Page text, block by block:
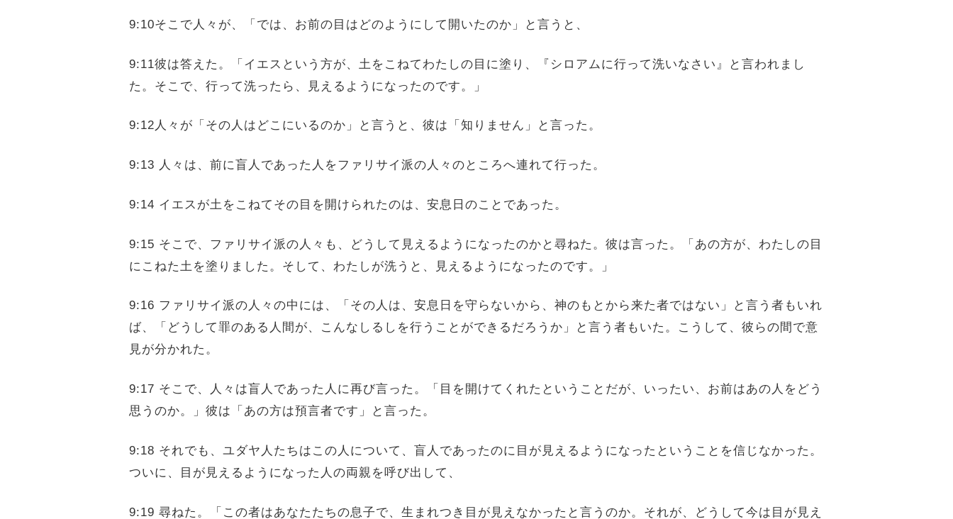
9:10そこで人々が、「では、お前の目はどのようにして開いたのか」と言うと、
9:11彼は答えた。「イエスという方が、土をこねてわたしの目に塗り、『シロアムに行って洗いなさい』と言われまし
た。そこで、行って洗ったら、見えるようになったのです。」
9:12人々が「その人はどこにいるのか」と言うと、彼は「知りません」と言った。
9:13 人々は、前に盲人であった人をファリサイ派の人々のところへ連れて行った。
9:14 イエスが土をこねてその目を開けられたのは、安息日のことであった。
9:15 そこで、ファリサイ派の人々も、どうして見えるようになったのかと尋ねた。彼は言った。「あの方が、わたしの目
にこねた土を塗りました。そして、わたしが洗うと、見えるようになったのです。」
9:16 ファリサイ派の人々の中には、「その人は、安息日を守らないから、神のもとから来た者ではない」と言う者もいれ
ば、「どうして罪のある人間が、こんなしるしを行うことができるだろうか」と言う者もいた。こうして、彼らの間で意
見が分かれた。
9:17 そこで、人々は盲人であった人に再び言った。「目を開けてくれたということだが、いったい、お前はあの人をどう
思うのか。」彼は「あの方は預言者です」と言った。
9:18 それでも、ユダヤ人たちはこの人について、盲人であったのに目が見えるようになったということを信じなかった。
ついに、目が見えるようになった人の両親を呼び出して、
9:19 尋ねた。「この者はあなたたちの息子で、生まれつき目が見えなかったと言うのか。それが、どうして今は目が見え